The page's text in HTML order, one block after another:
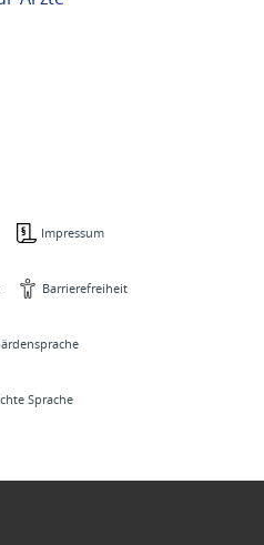
Impressum
Barrierefreiheit
Sprache